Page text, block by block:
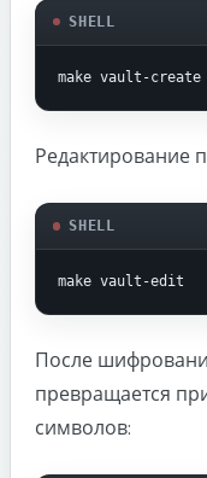
SHELL
make vault-create
Редактирование
SHELL
После
превращается
символов: